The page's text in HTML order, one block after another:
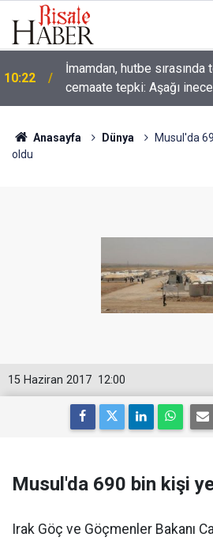
10:22
İmamdan, hutbe
cemaate tepki: Aşağı
Anasayfa Dünya
Musul'da
oldu
12:00
15 Haziran 2017
Musul'da 690 bin kişi
Irak Göç ve Göçmenler Bakanı